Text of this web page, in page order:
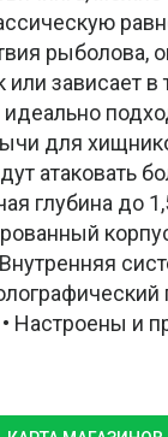
рыболова,
или зависает
для
атаковать
глубина до
Настроены и